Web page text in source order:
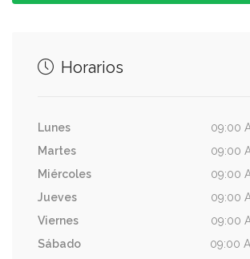
Horarios
Lunes
09:00
Martes
09:00
Miércoles
09:00
Jueves
09:00
Viernes
09:00
Sábado
09:00